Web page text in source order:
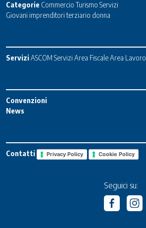
Categorie Commercio Turismo Servizi
Giovani imprenditori terziario donna
ServiziASCOM Servizi Area FiscaleArea Lavoro
Convenzioni
News
Contatti Privacy Policy Cookie Policy
Seguici su: